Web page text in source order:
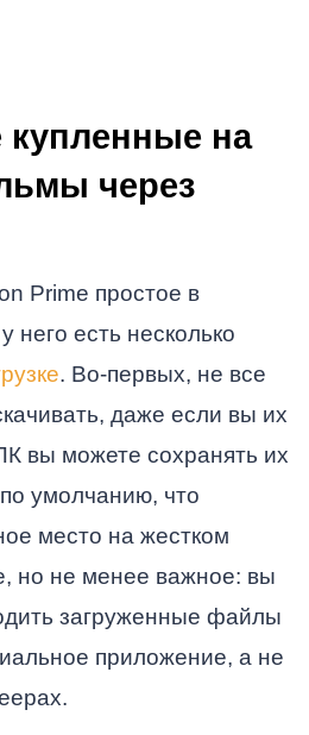
купленные на
через
Prime простое в
него есть несколько
. Во-первых, не все
даже если вы их
вы можете сохранять их
умолчанию, что
место на жестком
но не менее важное: вы
загруженные файлы
приложение, а не